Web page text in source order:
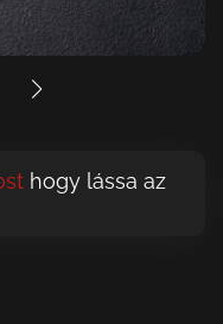
hogy lássa az